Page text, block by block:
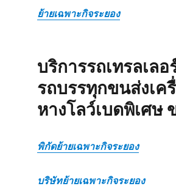
ย้ายเฉพาะกิจระยอง
บริการรถเทรลเล
รถบรรทุกขนส่งเค
หางโลว์เบดพิเศษ
พิกัดย้ายเฉพาะกิจระยอง
บริษัทย้ายเฉพาะกิจระยอง